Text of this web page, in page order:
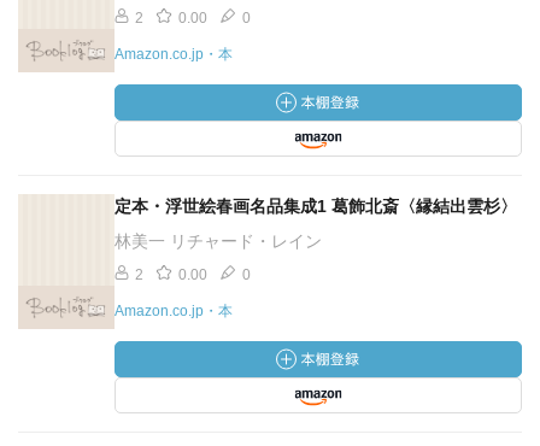
2 0.00 0
Amazon.co.jp・本
定本・浮世絵春画名品集成1 葛飾北斎〈縁結出雲杉〉
林美一 リチャード・レイン
2 0.00 0
Amazon.co.jp・本